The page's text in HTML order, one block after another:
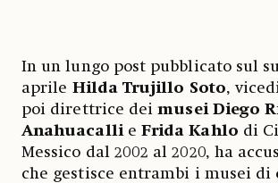
In un lungo post pubblicato sul
aprile Hilda Trujillo Soto,
poi direttrice deimusei Diego
Anahuacallie Frida Kahlo di
Messico dal 2002 al 2020, ha
che gestisce entrambi i musei di